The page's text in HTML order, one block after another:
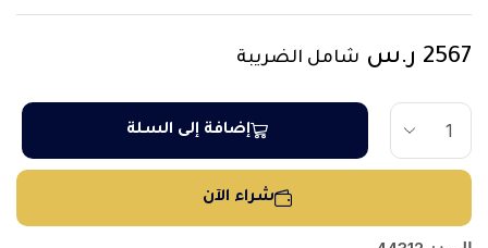
2567 ر.س شامل الضريبة
إضافة إلى السلة
شراء الآن